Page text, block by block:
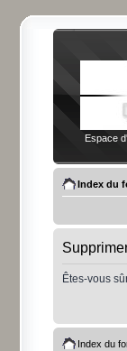
Espace
Index du
Êtes-vous
Index du